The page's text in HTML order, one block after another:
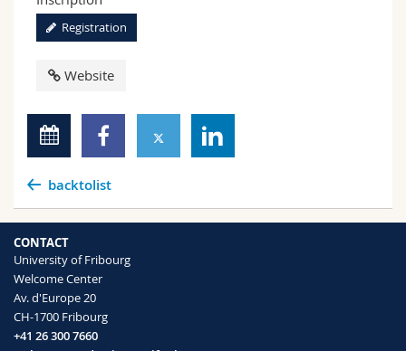
Registration
Website
backtolist
CONTACT
University of Fribourg
Welcome Center
Av. d'Europe 20
CH-1700 Fribourg
+41 26 300 7660